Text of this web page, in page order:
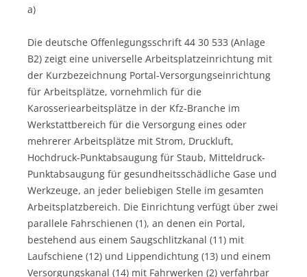
a)
Die deutsche Offenlegungsschrift 44 30 533 (Anlage
B2) zeigt eine universelle Arbeitsplatzeinrichtung mit
der Kurzbezeichnung Portal-Versorgungseinrichtung
für Arbeitsplätze, vornehmlich für die
Karosseriearbeitsplätze in der Kfz-Branche im
Werkstattbereich für die Versorgung eines oder
mehrerer Arbeitsplätze mit Strom, Druckluft,
Hochdruck-Punktabsaugung für Staub, Mitteldruck-
Punktabsaugung für gesundheitsschädliche Gase und
Werkzeuge, an jeder beliebigen Stelle im gesamten
Arbeitsplatzbereich. Die Einrichtung verfügt über zwei
parallele Fahrschienen (1), an denen ein Portal,
bestehend aus einem Saugschlitzkanal (11) mit
Laufschiene (12) und Lippendichtung (13) und einem
Versorgungskanal (14) mit Fahrwerken (2) verfahrbar